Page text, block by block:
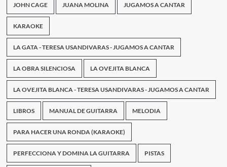
JOHN CAGE JUANA MOLINA JUGAMOS A CANTAR
KARAOKE
LA GATA - TERESA USANDIVARAS - JUGAMOS A CANTAR
LA OBRA SILENCIOSA LA OVEJITA BLANCA
LA OVEJITA BLANCA - TERESA USANDIVARAS - JUGAMOS A CANTAR
LIBROS MANUAL DE GUITARRA MELODIA
PARA HACER UNA RONDA (KARAOKE)
PERFECCIONA Y DOMINA LA GUITARRA PISTAS